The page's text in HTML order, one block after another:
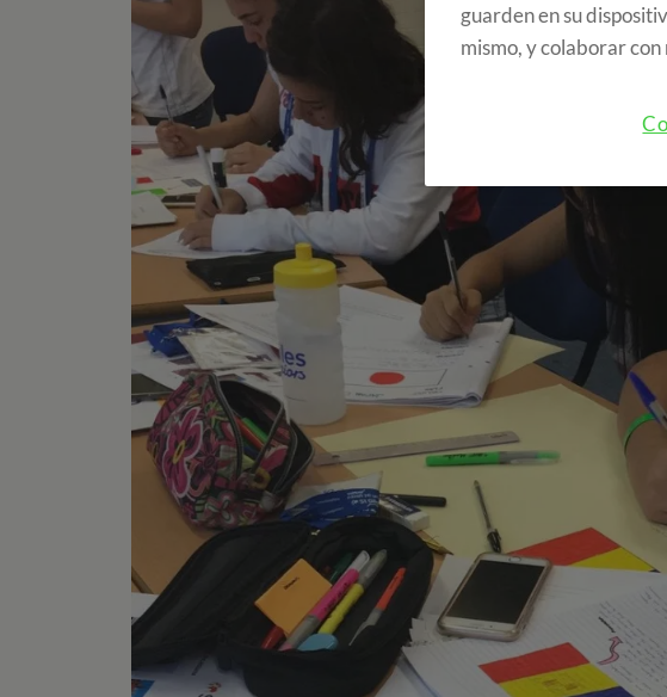
guarden en su
mismo, y colaborar